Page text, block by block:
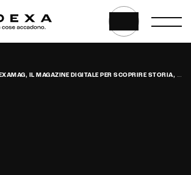
Digital solution
IL MAGAZINE DIGITALE PER SCOPRIRE STORIA, EVOLUZIONE E PROGETTI DI DEXA.